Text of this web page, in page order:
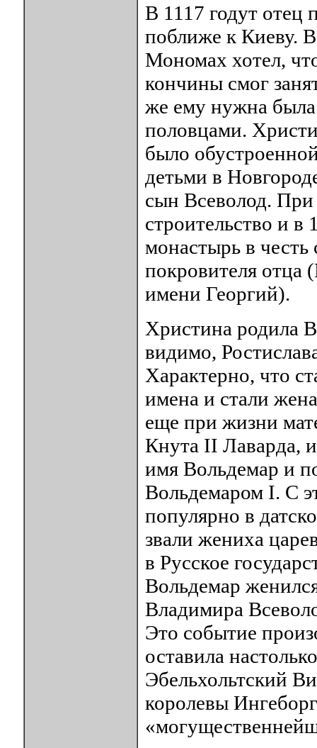
B 1117 годут отец
поближе к Киеву.
Мономах хотел,
кончины смог
же ему нужна
половцами.
было
детьми в
сын Всеволод.
строительство и в
монастырь в честь
покровителя отца
имени Георгий).
Христина родила
видимо,
Характерно, что
имена и стали
еще при жизни
Кнута II Лаварда,
имя Вольдемар и
Вольдемаром I. С
популярно в
звали жениха
в Русское
Вольдемар
Владимира
Это событие
оставила
Эбельхольтский
королевы